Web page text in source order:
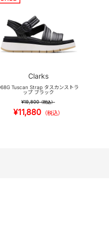
Clarks
Tuscan Strap タスカンストラ
ップ ブラック
¥19,800（税込）
¥11,880 （税込）